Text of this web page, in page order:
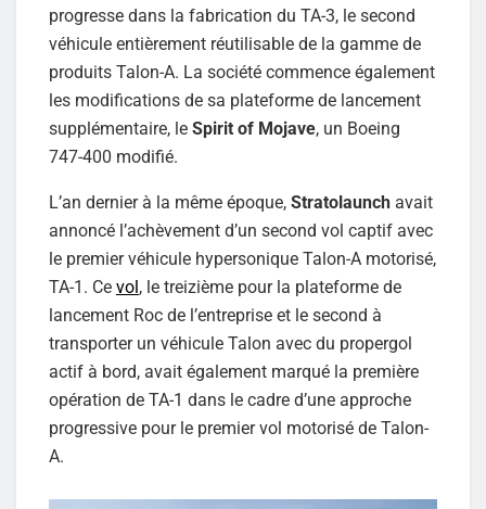
progresse dans la fabrication du TA-3, le second
véhicule entièrement réutilisable de la gamme de
produits Talon-A. La société commence également
les modifications de sa plateforme de lancement
supplémentaire, le Spirit of Mojave, un Boeing
747-400 modifié.
L’an dernier à la même époque, Stratolaunch avait
annoncé l’achèvement d’un second vol captif avec
le premier véhicule hypersonique Talon-A motorisé,
TA-1. Ce vol, le treizième pour la plateforme de
lancement Roc de l’entreprise et le second à
transporter un véhicule Talon avec du propergol
actif à bord, avait également marqué la première
opération de TA-1 dans le cadre d’une approche
progressive pour le premier vol motorisé de Talon-
A.